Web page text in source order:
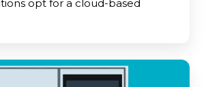
opt for a cloud-based